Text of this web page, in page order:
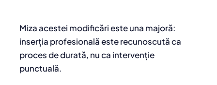
Miza acestei modificări este una majoră:
inserția profesională este recunoscută ca
proces de durată, nu ca intervenție
punctuală.